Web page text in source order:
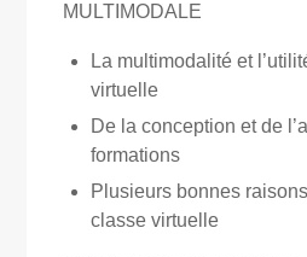
MULTIMODALE
La multimodalité et
virtuelle
De la conception et de
formations
Plusieurs bonnes
classe virtuelle